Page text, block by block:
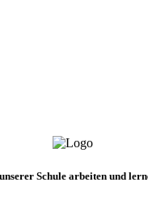
Schule arbeiten und